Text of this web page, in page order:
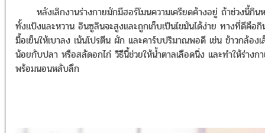
หลังเลิกงานร่างกายมักมีฮอร์โมนความเครียดค้างอยู่ ถ้าช่วงนี้กิน
ทั้งแป้งและหวาน อินซูลินจะสูงและถูกเก็บเป็นไขมันได้ง่าย ทางที่ดีคือกิ
มื้อเย็นให้เบาลง เน้นโปรตีน ผัก และคาร์บปริมาณพอดี เช่น ข้าวกล้องเ
น้อยกับปลา หรือสลัดอกไก่ วิธีนี้ช่วยให้น้ำตาลเลือดนิ่ง และทำให้ร่างก
พร้อมนอนหลับลึก